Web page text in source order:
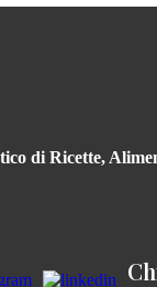
di Ricette,